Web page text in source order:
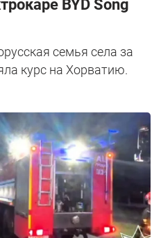
BYD Song
семья села за
курс на Хорватию.